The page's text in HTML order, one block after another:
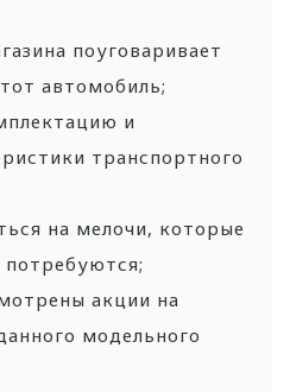
поуговаривает
автомобиль;
и
транспортного
на мелочи, которые
акции на
модельного